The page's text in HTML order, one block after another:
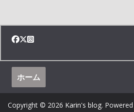
ホーム
Copyright © 2026 Karin's blog.